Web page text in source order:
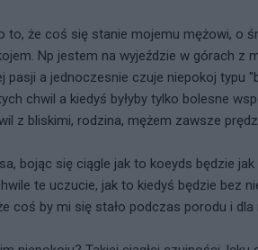
to, że coś się stanie mojemu mężowi, o
Np jestem na wyjeździe w górach z
a jednoczesnie czuje niepokoj typu
chwil a kiedyś byłyby tylko bolesne
z bliskimi, rodzina, mężem zawsze
bojąc się ciągle jak to koeyds będzie jak
te uczucie, jak to kiedyś będzie bez
coś by mi się stało podczas porodu i